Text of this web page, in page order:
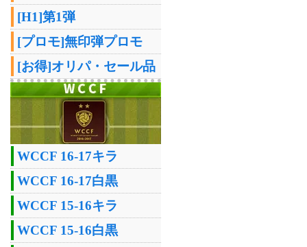
[H1]第1弾
[プロモ]無印弾プロモ
[お得]オリパ・セール品
WCCF 16-17キラ
WCCF 16-17白黒
WCCF 15-16キラ
WCCF 15-16白黒